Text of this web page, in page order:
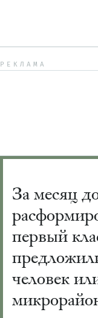
РЕКЛАМА
За месяц
первый
человек